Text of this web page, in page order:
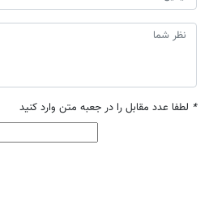
* لطفا عدد مقابل را در جعبه متن وارد کنید